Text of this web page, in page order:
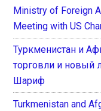
Ministry of Foreign
Meeting with US
Туркменистан и
торговли и новый
Шариф
Turkmenistan and